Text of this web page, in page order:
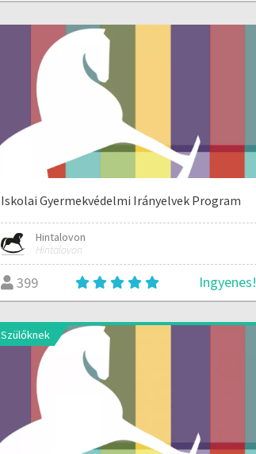
Iskolai Gyermekvédelmi Irányelvek Program
Hintalovon
Hintalovon
399 Ingyenes!
Szülőknek